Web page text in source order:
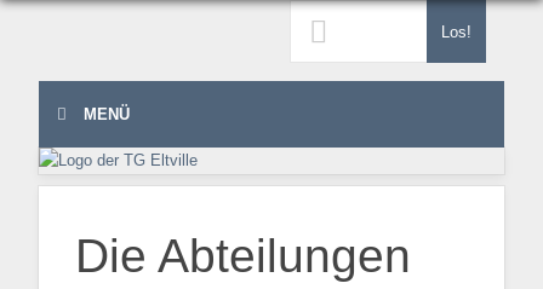
Los!
MENÜ
Die Abteilungen